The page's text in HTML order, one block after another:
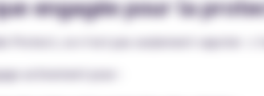
Protect, ce n’est pas seulement vapoter :
activement pour :